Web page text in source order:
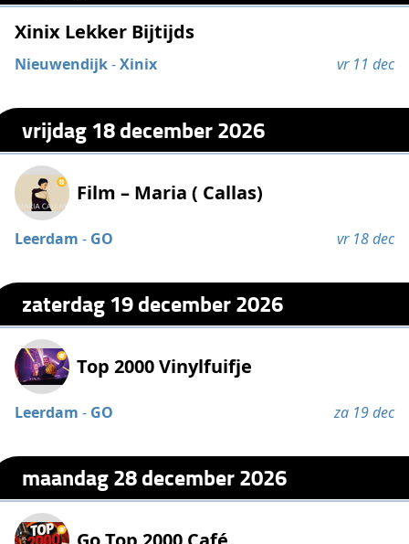
Xinix Lekker Bijtijds
Nieuwendijk-Xinix vr 11 dec
vrijdag 18 december 2026
Film – Maria ( Callas)
Leerdam - GO vr 18 dec
zaterdag 19 december 2026
Top 2000 Vinylfuifje
Leerdam - GO za 19 dec
maandag 28 december 2026